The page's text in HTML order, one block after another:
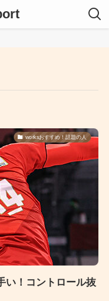
worksおすすめ！話題の人
い！コントロール抜